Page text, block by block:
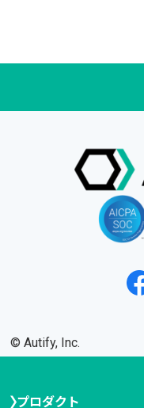
©︎ Autify, Inc.
プロダクト